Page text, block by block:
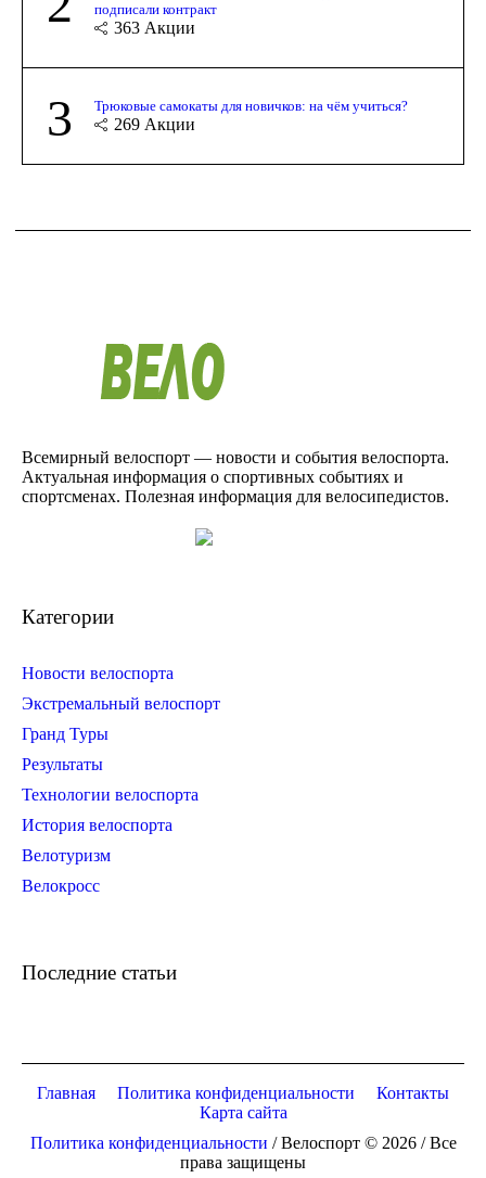
подписали контракт
363 Акции
3 Трюковые самокаты для новичков: на чём учиться?
269 Акции
Всемирный велоспорт — новости и события велоспорта.
Актуальная информация о спортивных событиях и
спортсменах. Полезная информация для велосипедистов.
Категории
Новости велоспорта
Экстремальный велоспорт
Гранд Туры
Результаты
Технологии велоспорта
История велоспорта
Велотуризм
Велокросс
Последние статьи
Главная Политика конфиденциальности
Контакты
Карта сайта
Политика конфиденциальности / Велоспорт © 2026 / Все
права защищены